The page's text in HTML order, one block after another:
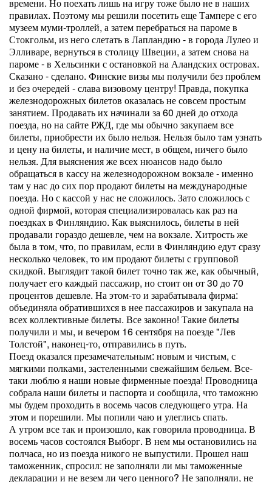
правилах. Поэтому мы решили посетить еще Тампере с его
музеем муми-троллей, а затем перебраться на пароме в
Стокгольм, из него слетать в Лапландию - в города Лулео и
Элливаре, вернуться в столицу Швеции, а затем снова на
пароме - в Хельсинки с остановкой на Аландских островах.
Сказано - сделано. Финские визы мы получили без проблем
и без очередей - слава визовому центру! Правда, покупка
железнодорожных билетов оказалась не совсем простым
занятием. Продавать их начинали за 60 дней до отхода
поезда, но на сайте РЖД, где мы обычно закупаем все
билеты, приобрести их было нельзя. Нельзя было там узнать
и цену на билеты, и наличие мест, в общем, ничего было
нельзя. Для выяснения же всех нюансов надо было
обращаться в кассу на железнодорожном вокзале - именно
там у нас до сих пор продают билеты на международные
поезда. Но с кассой у нас не сложилось. Зато сложилось с
одной фирмой, которая специализировалась как раз на
поездках в Финляндию. Как выяснилось, билеты в ней
продавали гораздо дешевле, чем на вокзале. Хитрость же
была в том, что, по правилам, если в Финляндию едут сразу
несколько человек, то им продают билеты с групповой
скидкой. Выглядит такой билет точно так же, как обычный,
получает его каждый пассажир, но стоит он от 30 до 70
процентов дешевле. На этом-то и зарабатывала фирма:
объединяла обратившихся в нее пассажиров и закупала на
всех коллективные билеты. Все законно! Такие билеты
получили и мы, и вечером 16 сентября на поезде "Лев
Толстой", наконец-то, отправились в путь.
Поезд оказался презамечательным: новым и чистым, с
мягкими полками, застеленными свежайшим бельем. Все-
таки люблю я наши новые фирменные поезда! Проводница
собрала наши билеты и паспорта и сообщила, что таможню
мы будем проходить в восемь часов следующего утра. На
этом и порешили. Мы попили чаю и улеглись спать.
А утром все так и произошло, как говорила проводница. В
восемь часов состоялся Выборг. В нем мы остановились на
полчаса, но из поезда никого не выпустили. Прошел наш
таможенник, спросил: не заполняли ли мы таможенные
декларации и не везем ли чего ценного? Не заполняли, не